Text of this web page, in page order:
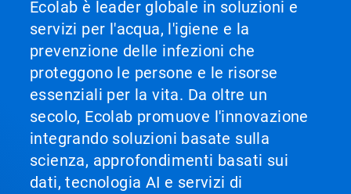
Ecolab è leader globale in soluzioni e
servizi per l'acqua, l'igiene e la
prevenzione delle infezioni che
proteggono le persone e le risorse
essenziali per la vita. Da oltre un
secolo, Ecolab promuove l'innovazione
integrando soluzioni basate sulla
scienza, approfondimenti basati sui
dati, tecnologia AI e servizi di